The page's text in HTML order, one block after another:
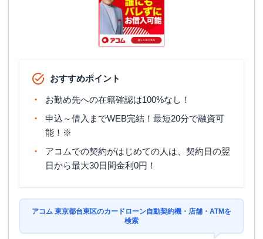
おすすめポイント
お勤め先への在籍確認は100%なし！
申込～借入までWEB完結！最短20分で融資可
能！※
アコムでの契約がはじめての人は、契約日の翌
日から最大30日間金利0円！
アコム 東京都台東区のカードローン自動契約機・店舗・ATMを
検索